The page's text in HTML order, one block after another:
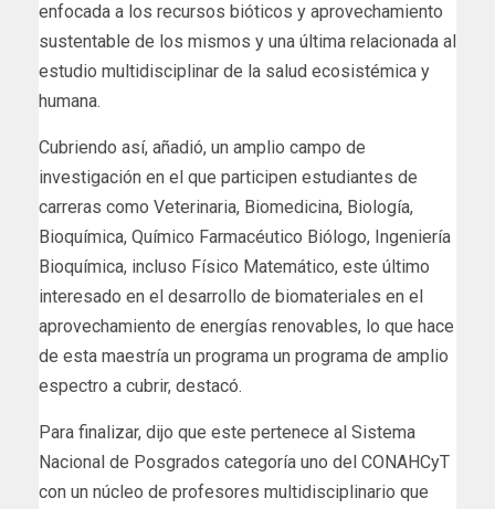
enfocada a los recursos bióticos y aprovechamiento
sustentable de los mismos y una última relacionada al
estudio multidisciplinar de la salud ecosistémica y
humana.
Cubriendo así, añadió, un amplio campo de
investigación en el que participen estudiantes de
carreras como Veterinaria, Biomedicina, Biología,
Bioquímica, Químico Farmacéutico Biólogo, Ingeniería
Bioquímica, incluso Físico Matemático, este último
interesado en el desarrollo de biomateriales en el
aprovechamiento de energías renovables, lo que hace
de esta maestría un programa un programa de amplio
espectro a cubrir, destacó.
Para finalizar, dijo que este pertenece al Sistema
Nacional de Posgrados categoría uno del CONAHCyT
con un núcleo de profesores multidisciplinario que